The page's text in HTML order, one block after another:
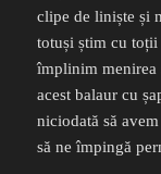
clipe de liniște și
totuși știm cu toții
împlinim menirea
acest balaur cu
niciodată să
să ne împingă